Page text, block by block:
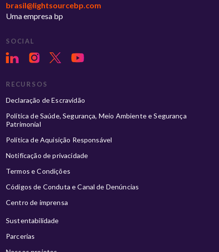
brasil@lightsourcebp.com
Uma empresa bp
SOCIAL
RECURSOS
Declaração de Escravidão
Política de Saúde, Segurança, Meio Ambiente e Segurança
Patrimonial
Política de Aquisição Responsável
Notificação de privacidade
Termos e Condições
Códigos de Conduta e Canal de Denúncias
Centro de imprensa
Sustentabilidade
Parcerias